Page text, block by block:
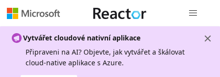
Vytvářet cloudové nativní aplikace
Připraveni na AI? Objevte, jak vytvářet a škálovat
cloud-native aplikace s Azure.